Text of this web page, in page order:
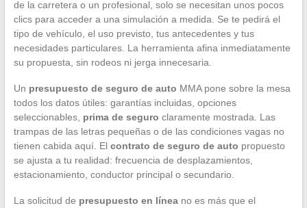
de la carretera o un profesional, solo se necesitan unos pocos
clics para acceder a una simulación a medida. Se te pedirá el
tipo de vehículo, el uso previsto, tus antecedentes y tus
necesidades particulares. La herramienta afina inmediatamente
su propuesta, sin rodeos ni jerga innecesaria.
Un presupuesto de seguro de auto MMA pone sobre la mesa
todos los datos útiles: garantías incluidas, opciones
seleccionables, prima de seguro claramente mostrada. Las
trampas de las letras pequeñas o de las condiciones vagas no
tienen cabida aquí. El contrato de seguro de auto propuesto
se ajusta a tu realidad: frecuencia de desplazamientos,
estacionamiento, conductor principal o secundario.
La solicitud de presupuesto en líneano es más que el